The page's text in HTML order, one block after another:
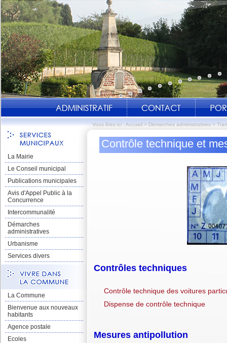
Vous êtes ici : Accueil > Démarches administratives >
La Mairie
Le Conseil municipal
Publications municipales
Avis d'Appel Public à la
Concurrence
Intercommunalité
Démarches
administratives
Urbanisme
Services divers
La Commune
Bienvenue aux nouveaux
habitants
Agence postale
Ecoles
Contrôle technique et
Contrôles techniques
Contrôle technique des voitures
Dispense de contrôle technique
Mesures antipollution